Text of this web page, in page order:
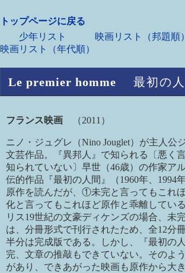
トップページに戻る
少年リスト
映画リスト（邦題順）
映画リスト（年代順）
Le premier homme 最初の
フランス映画 （2011）
ニノ・ジュグレ（Nino Jouglet）が主人公
文芸作品。『異邦人』で知られる〔悪く
知られていない〕早世（46歳）の作家ア
伝的作品『最初の人間』（1960年、1994
原作を読んだが、①未完と言ってもこれ
化と言ってもこれほど原作と乖離してい
リス19世紀の文豪ディケンズの場合、未
は、分冊形式で刊行されたため、全12分
半分は完成版である。しかし、『最初の
完、文章の推敲もできていない。そのよ
があり、できあがった映画も原作から大